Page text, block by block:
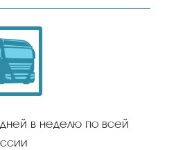
в неделю по всей